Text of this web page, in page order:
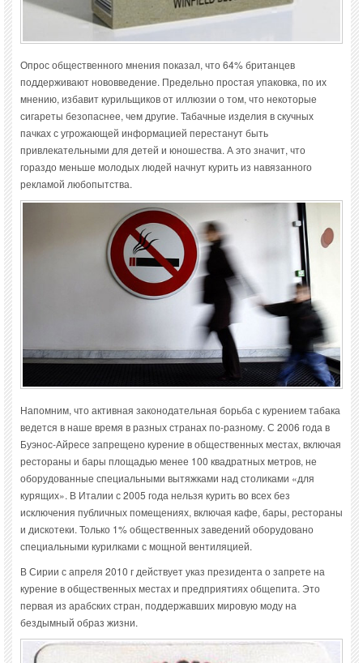
Опрос общественного мнения показал, что 64% британцев
поддерживают нововведение. Предельно простая упаковка, по их
мнению, избавит курильщиков от иллюзии о том, что некоторые
сигареты безопаснее, чем другие. Табачные изделия в скучных
пачках с угрожающей информацией перестанут быть
привлекательными для детей и юношества. А это значит, что
гораздо меньше молодых людей начнут курить из навязанного
рекламой любопытства.
Напомним, что активная законодательная борьба с курением табака
ведется в наше время в разных странах по-разному. С 2006 года в
Буэнос-Айресе запрещено курение в общественных местах, включая
рестораны и бары площадью менее 100 квадратных метров, не
оборудованные специальными вытяжками над столиками «для
курящих». В Италии с 2005 года нельзя курить во всех без
исключения публичных помещениях, включая кафе, бары, рестораны
и дискотеки. Только 1% общественных заведений оборудовано
специальными курилками с мощной вентиляцией.
В Сирии с апреля 2010 г действует указ президента о запрете на
курение в общественных местах и предприятиях общепита. Это
первая из арабских стран, поддержавших мировую моду на
бездымный образ жизни.